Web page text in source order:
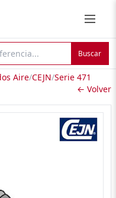
Buscar
Aire/CEJN/Serie 471
← Volver